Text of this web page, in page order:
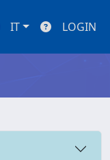
IT LOGIN